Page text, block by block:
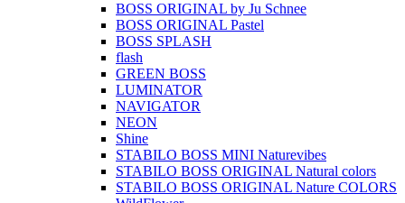
BOSS ORIGINAL by Ju Schnee
BOSS ORIGINAL Pastel
BOSS SPLASH
flash
GREEN BOSS
LUMINATOR
NAVIGATOR
NEON
Shine
STABILO BOSS MINI Naturevibes
STABILO BOSS ORIGINAL Natural colors
STABILO BOSS ORIGINAL Nature COLORS